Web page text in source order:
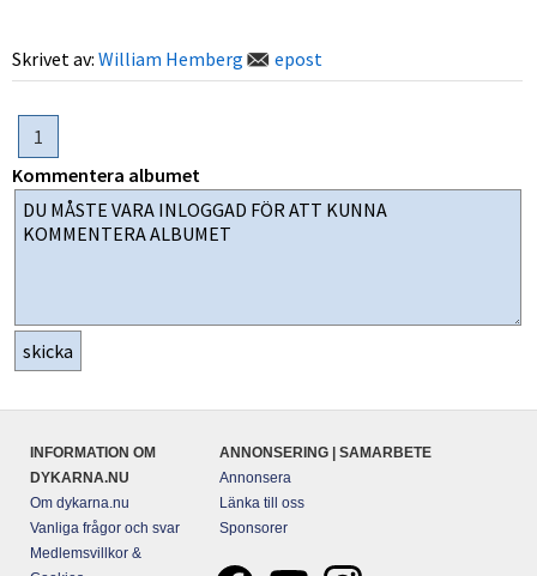
Skrivet av: William Hemberg epost
1
Kommentera albumet
INFORMATION OM
DYKARNA.NU
Om dykarna.nu
Vanliga frågor och svar
Medlemsvillkor &
ANNONSERING | SAMARBETE
Annonsera
Länka till oss
Sponsorer